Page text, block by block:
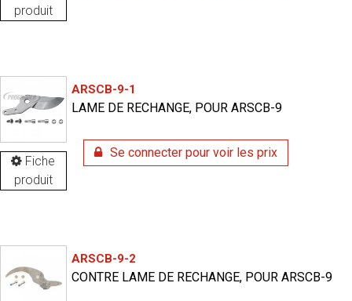
produit
Fiche
produit
ARSCB-9-1
LAME DE RECHANGE, POUR ARSCB-9
Se connecter pour voir les prix
ARSCB-9-2
CONTRE LAME DE RECHANGE, POUR ARSCB-9